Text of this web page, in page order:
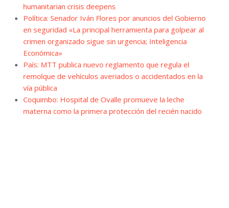
humanitarian crisis deepens
Política: Senador Iván Flores por anuncios del Gobierno
en seguridad «La principal herramienta para golpear al
crimen organizado sigue sin urgencia; Inteligencia
Económica»
País: MTT publica nuevo reglamento que regula el
remolque de vehículos averiados o accidentados en la
vía pública
Coquimbo: Hospital de Ovalle promueve la leche
materna como la primera protección del recién nacido